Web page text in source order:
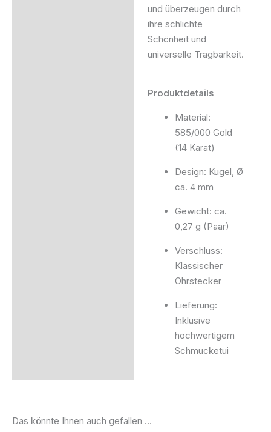
und überzeugen durch
ihre schlichte
Schönheit und
universelle Tragbarkeit.
Produktdetails
Material:
585/000 Gold
(14 Karat)
Design: Kugel, Ø
ca. 4 mm
Gewicht: ca.
0,27 g (Paar)
Verschluss:
Klassischer
Ohrstecker
Lieferung:
Inklusive
hochwertigem
Schmucketui
Das könnte Ihnen auch gefallen …